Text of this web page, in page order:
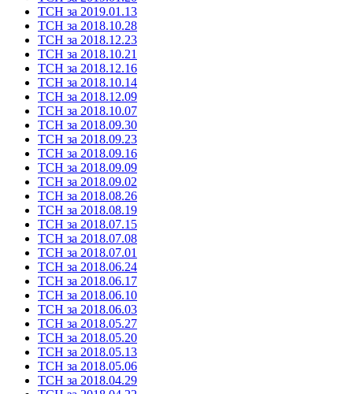
ТСН за 2019.01.13
ТСН за 2018.10.28
ТСН за 2018.12.23
ТСН за 2018.10.21
ТСН за 2018.12.16
ТСН за 2018.10.14
ТСН за 2018.12.09
ТСН за 2018.10.07
ТСН за 2018.09.30
ТСН за 2018.09.23
ТСН за 2018.09.16
ТСН за 2018.09.09
ТСН за 2018.09.02
ТСН за 2018.08.26
ТСН за 2018.08.19
ТСН за 2018.07.15
ТСН за 2018.07.08
ТСН за 2018.07.01
ТСН за 2018.06.24
ТСН за 2018.06.17
ТСН за 2018.06.10
ТСН за 2018.06.03
ТСН за 2018.05.27
ТСН за 2018.05.20
ТСН за 2018.05.13
ТСН за 2018.05.06
ТСН за 2018.04.29